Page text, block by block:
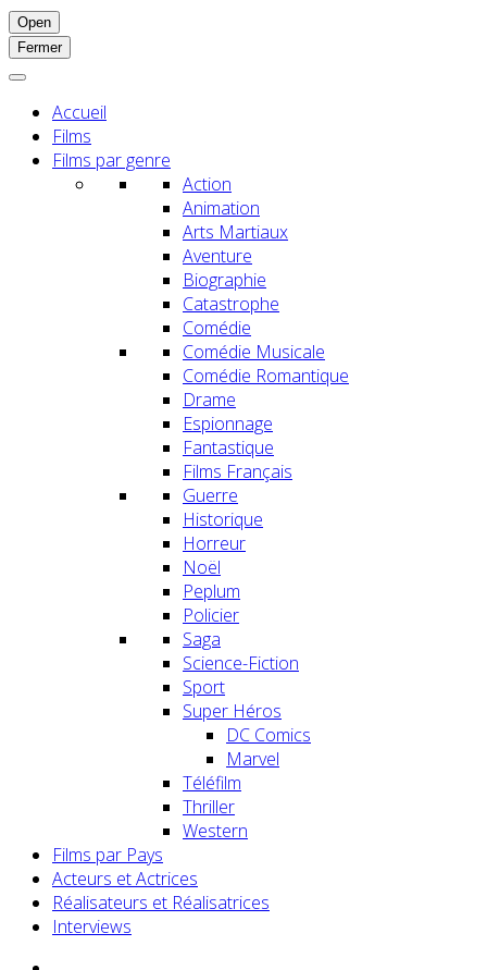
Open
Fermer
Accueil
Films
Films par genre
Action
Animation
Arts Martiaux
Aventure
Biographie
Catastrophe
Comédie
Comédie Musicale
Comédie Romantique
Drame
Espionnage
Fantastique
Films Français
Guerre
Historique
Horreur
Noël
Peplum
Policier
Saga
Science-Fiction
Sport
Super Héros
DC Comics
Marvel
Téléfilm
Thriller
Western
Films par Pays
Acteurs et Actrices
Réalisateurs et Réalisatrices
Interviews